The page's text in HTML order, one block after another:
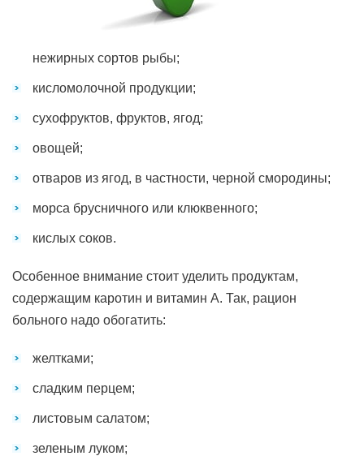
нежирных сортов рыбы;
кисломолочной продукции;
сухофруктов, фруктов, ягод;
овощей;
отваров из ягод, в частности, черной смородины;
морса брусничного или клюквенного;
кислых соков.
Особенное внимание стоит уделить продуктам,
содержащим каротин и витамин А. Так, рацион
больного надо обогатить:
желтками;
сладким перцем;
листовым салатом;
зеленым луком;